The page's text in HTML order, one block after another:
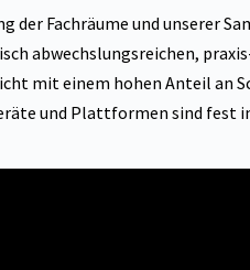
der Fachräume und unserer
abwechslungsreichen,
mit einem hohen Anteil an
und Plattformen sind fest